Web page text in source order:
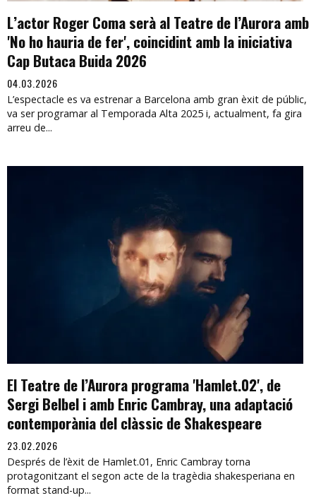
L’actor Roger Coma serà al Teatre de l’Aurora amb
'No ho hauria de fer', coincidint amb la iniciativa
Cap Butaca Buida 2026
04.03.2026
L’espectacle es va estrenar a Barcelona amb gran èxit de públic,
va ser programar al Temporada Alta 2025 i, actualment, fa gira
arreu de...
El Teatre de l’Aurora programa 'Hamlet.02', de
Sergi Belbel i amb Enric Cambray, una adaptació
contemporània del clàssic de Shakespeare
23.02.2026
Després de l’èxit de Hamlet.01, Enric Cambray torna
protagonitzant el segon acte de la tragèdia shakesperiana en
format stand-up...